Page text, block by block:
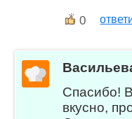
0
Спасибо!
вкусно,